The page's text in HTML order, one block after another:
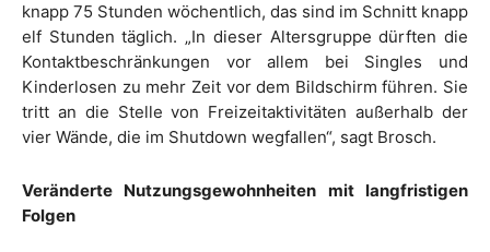
knapp 75 Stunden wöchentlich, das sind im Schnitt knapp
elf Stunden täglich. „In dieser Altersgruppe dürften die
Kontaktbeschränkungen vor allem bei Singles und
Kinderlosen zu mehr Zeit vor dem Bildschirm führen. Sie
tritt an die Stelle von Freizeitaktivitäten außerhalb der
vier Wände, die im Shutdown wegfallen“, sagt Brosch.
Veränderte Nutzungsgewohnheiten mit langfristigen
Folgen